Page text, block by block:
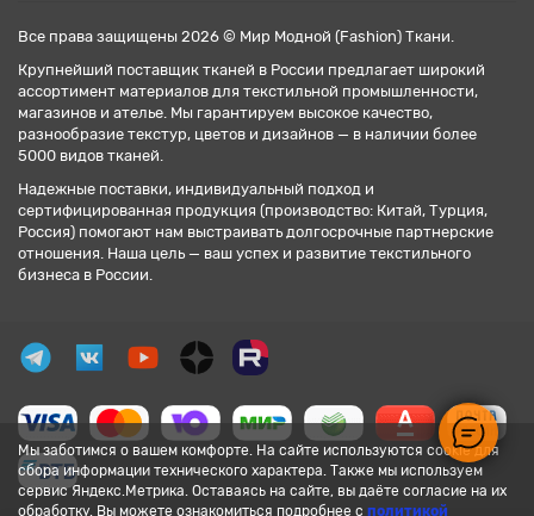
Мы заботимся о вашем комфорте. На сайте используются cookie для
сбора информации технического характера. Также мы используем
сервис Яндекс.Метрика. Оставаясь на сайте, вы даёте согласие на их
обработку. Вы можете ознакомиться подробнее с политикой
Все права защищены 2026 © Мир Модной (Fashion) Ткани.
Крупнейший поставщик тканей в России предлагает широкий
ассортимент материалов для текстильной промышленности,
магазинов и ателье. Мы гарантируем высокое качество,
разнообразие текстур, цветов и дизайнов — в наличии более
5000 видов тканей.
Надежные поставки, индивидуальный подход и
сертифицированная продукция (производство: Китай, Турция,
Россия) помогают нам выстраивать долгосрочные партнерские
отношения. Наша цель — ваш успех и развитие текстильного
бизнеса в России.